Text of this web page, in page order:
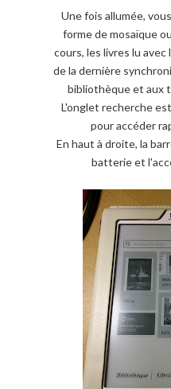
Une fois allumée,
forme de mosaïque
cours, les livres lu
de la dernière
bibliothèque et aux
L'onglet recherche
pour accéder
En haut à droite, la
batterie et